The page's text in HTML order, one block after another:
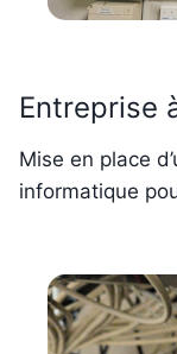
Entreprise
Mise en place
informatique